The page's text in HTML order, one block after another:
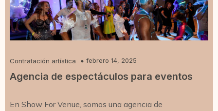
Contratación artística febrero 14, 2025
Agencia de espectáculos para eventos
En Show For Venue, somos una agencia de